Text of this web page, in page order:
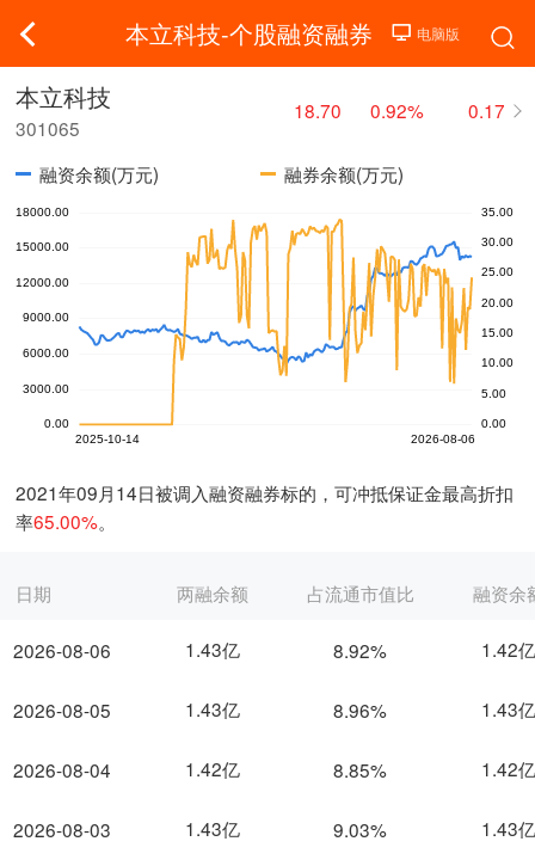
本立科技-个股融资融券
本立科技
301065
18.70 0.92% 0.17
融资余额(万元) 融券余额(万元)
2021年09月14日被调入融资融券标的，可冲抵保证金最高折扣
率65.00%。
日期
2026-08-06
2026-08-05
2026-08-04
2026-08-03
两融余额 占流通市值比 融资余
1.43亿 8.92% 1.42亿
1.43亿 8.96% 1.43亿
1.42亿 8.85% 1.42亿
1.43亿 9.03% 1.43亿